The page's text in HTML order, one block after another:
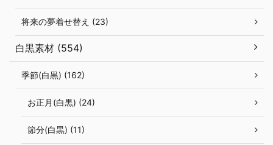
将来の夢着せ替え (23)
白黒素材 (554)
季節(白黒) (162)
お正月(白黒) (24)
節分(白黒) (11)